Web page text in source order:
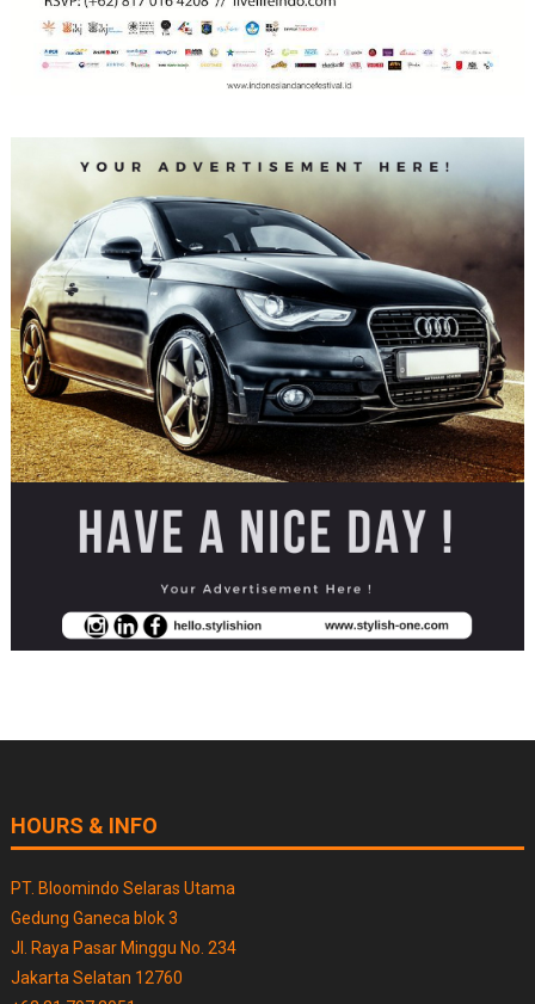
HOURS & INFO
PT. Bloomindo Selaras Utama
Gedung Ganeca blok 3
Jl. Raya Pasar Minggu No. 234
Jakarta Selatan 12760